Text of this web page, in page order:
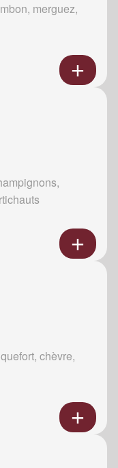
merguez,
chèvre,